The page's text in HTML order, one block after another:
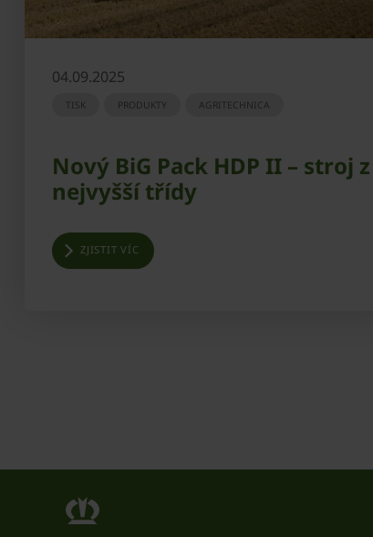
04.09.2025
TISK PRODUKTY AGRITECHNICA
Nový BiG Pack HDP II – stroj z
nejvyšší třídy
ZJISTIT VÍC